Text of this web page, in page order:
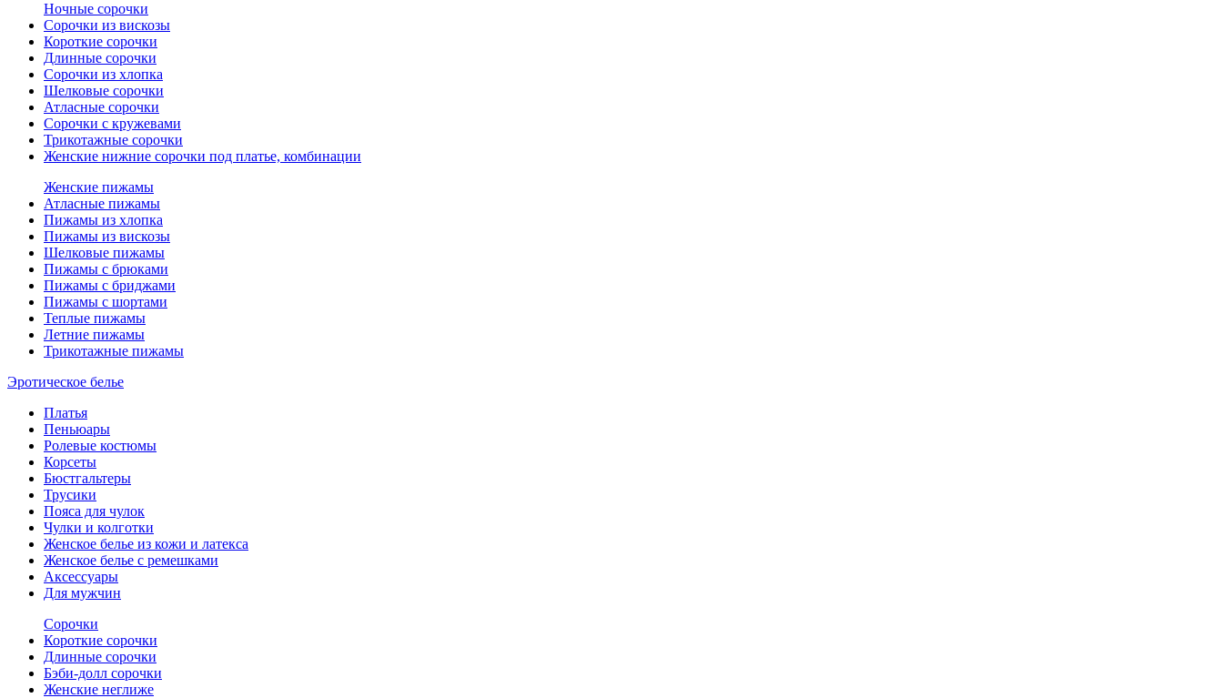
Ночные сорочки
Сорочки из вискозы
Короткие сорочки
Длинные сорочки
Сорочки из хлопка
Шелковые сорочки
Атласные сорочки
Сорочки с кружевами
Трикотажные сорочки
Женские нижние сорочки под платье, комбинации
Женские пижамы
Атласные пижамы
Пижамы из хлопка
Пижамы из вискозы
Шелковые пижамы
Пижамы с брюками
Пижамы с бриджами
Пижамы с шортами
Теплые пижамы
Летние пижамы
Трикотажные пижамы
Эротическое белье
Платья
Пеньюары
Ролевые костюмы
Корсеты
Бюстгальтеры
Трусики
Пояса для чулок
Чулки и колготки
Женское белье из кожи и латекса
Женское белье с ремешками
Аксессуары
Для мужчин
Сорочки
Короткие сорочки
Длинные сорочки
Бэби-долл сорочки
Женские неглиже